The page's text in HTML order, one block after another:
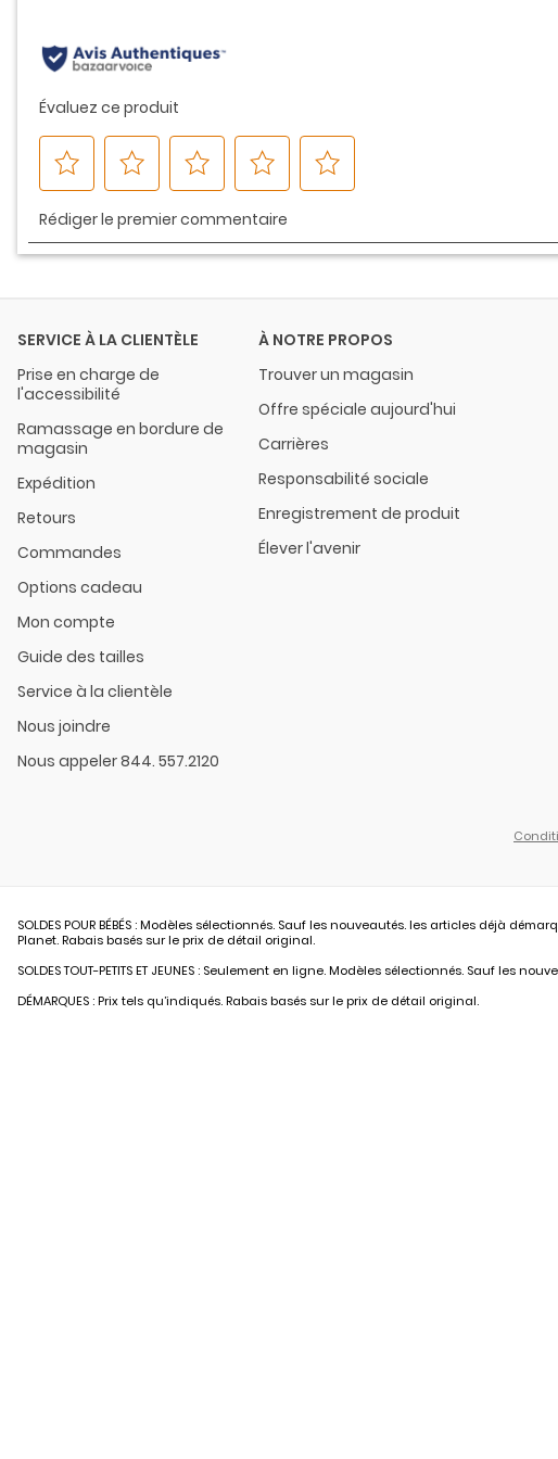
SERVICE À LA CLIENTÈLE
Prise en charge de
l'accessibilité
Ramassage en bordure de
magasin
Expédition
Retours
Commandes
Options cadeau
Mon compte
Guide des tailles
Service à la clientèle
Nous joindre
Nous appeler 844. 557.2120
À NOTRE PROPOS
Trouver un magasin
Offre spéciale aujourd'hui
Carrières
Responsabilité sociale
Enregistrement de produit
Élever l'avenir
SOLDES POUR BÉBÉS : Modèles sélectionnés. Sauf les nouveautés. les articles déjà
Planet. Rabais basés sur le prix de détail original.
SOLDES TOUT-PETITS ET JEUNES : Seulement en ligne. Modèles sélectionnés. Sauf
DÉMARQUES : Prix tels qu’indiqués. Rabais basés sur le prix de détail original.